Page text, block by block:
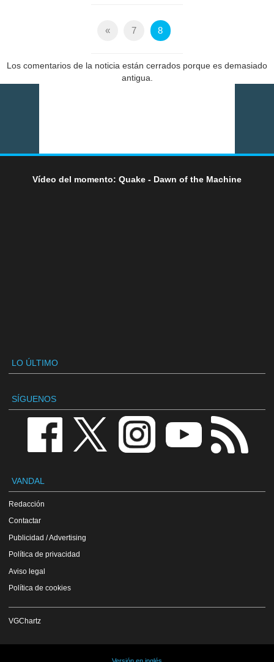
« 7 8
Los comentarios de la noticia están cerrados porque es demasiado
antigua.
Vídeo del momento: Quake - Dawn of the Machine
LO ÚLTIMO
SÍGUENOS
VANDAL
Redacción
Contactar
Publicidad / Advertising
Política de privacidad
Aviso legal
Política de cookies
VGChartz